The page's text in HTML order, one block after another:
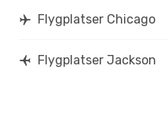
Flygplatser Chicago
Flygplatser Jackson